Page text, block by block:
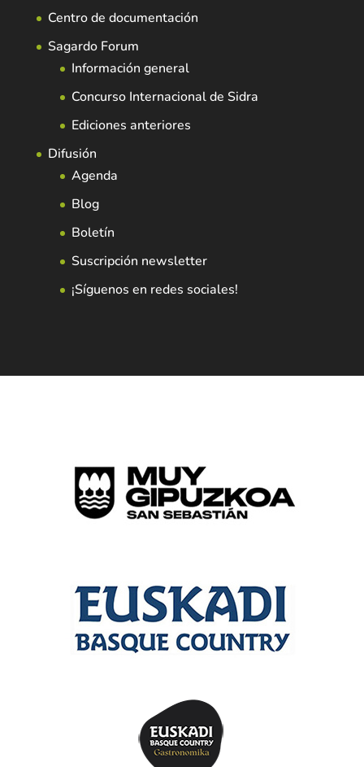
Centro de documentación
Sagardo Forum
Información general
Concurso Internacional de Sidra
Ediciones anteriores
Difusión
Agenda
Blog
Boletín
Suscripción newsletter
¡Síguenos en redes sociales!